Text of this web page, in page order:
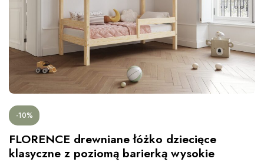
-10%
FLORENCE drewniane łóżko dziecięce
klasyczne z poziomą barierką wysokie